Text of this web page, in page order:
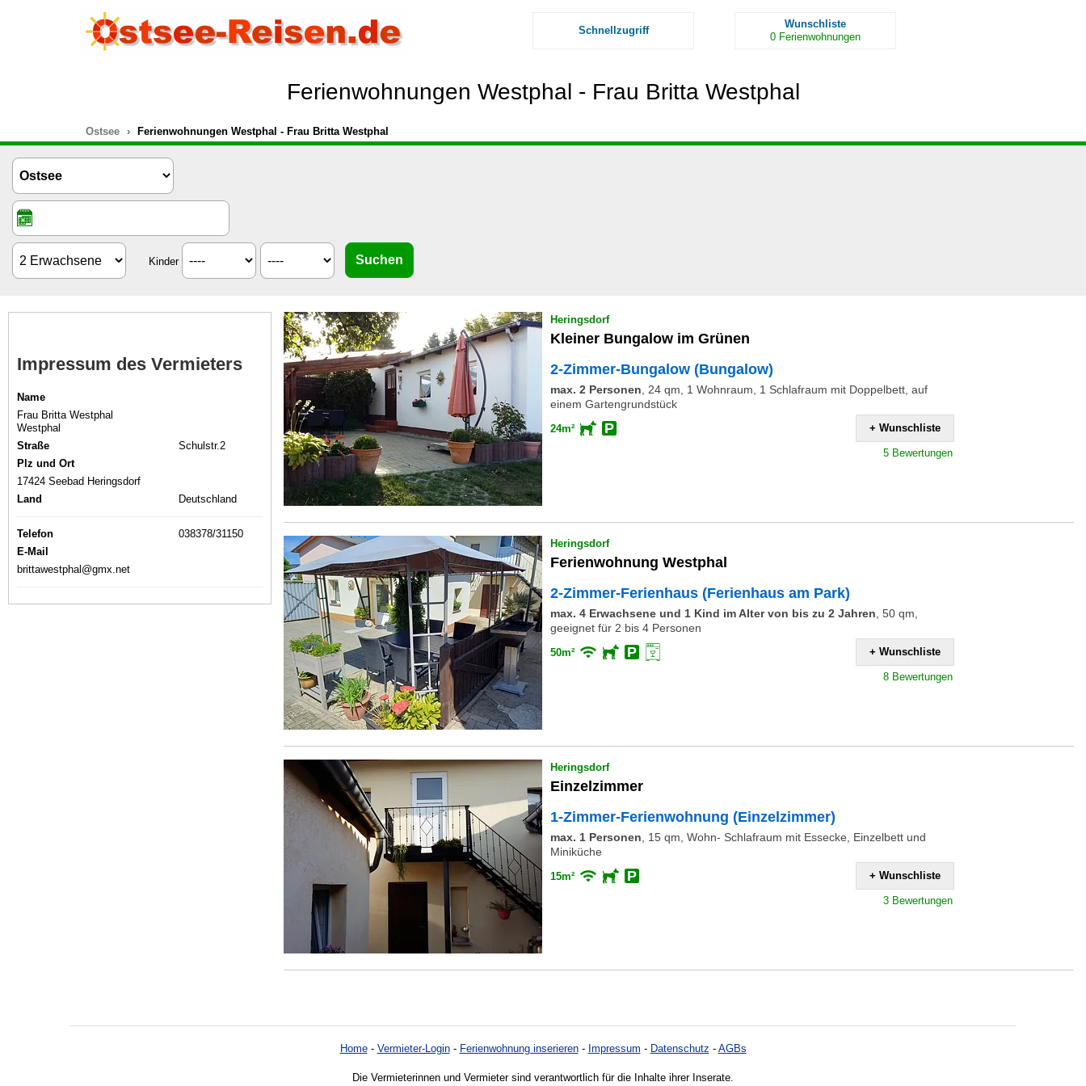
Schnellzugriff
Wunschliste
0 Ferienwohnungen
Ferienwohnungen Westphal - Frau Britta Westphal
Ostsee Ferienwohnungen Westphal - Frau Britta Westphal
Kinder
Impressum des Vermieters
Name
Frau Britta Westphal
Westphal
Straße
Schulstr.2
Plz und Ort
17424 Seebad Heringsdorf
Land
Deutschland
Telefon
038378/31150
E-Mail
brittawestphal@gmx.net
Heringsdorf
Kleiner Bungalow im Grünen
2-Zimmer-Bungalow (Bungalow)
max. 2 Personen
24 qm, 1 Wohnraum, 1 Schlafraum mit Doppelbett, auf
einem Gartengrundstück
24m² + Wunschliste
5 Bewertungen
Heringsdorf
Ferienwohnung Westphal
2-Zimmer-Ferienhaus (Ferienhaus am Park)
max. 4 Erwachsene und 1 Kind im Alter von bis zu 2 Jahren 50 qm,
geeignet für 2 bis 4 Personen
50m² + Wunschliste
8 Bewertungen
Heringsdorf
Einzelzimmer
1-Zimmer-Ferienwohnung (Einzelzimmer)
max. 1 Personen
15 qm, Wohn- Schlafraum mit Essecke, Einzelbett und
Miniküche
15m² + Wunschliste
3 Bewertungen
Home- Vermieter-Login- Ferienwohnung inserieren- Impressum - Datenschutz - AGBs
Die Vermieterinnen und Vermieter sind verantwortlich für die Inhalte ihrer Inserate.